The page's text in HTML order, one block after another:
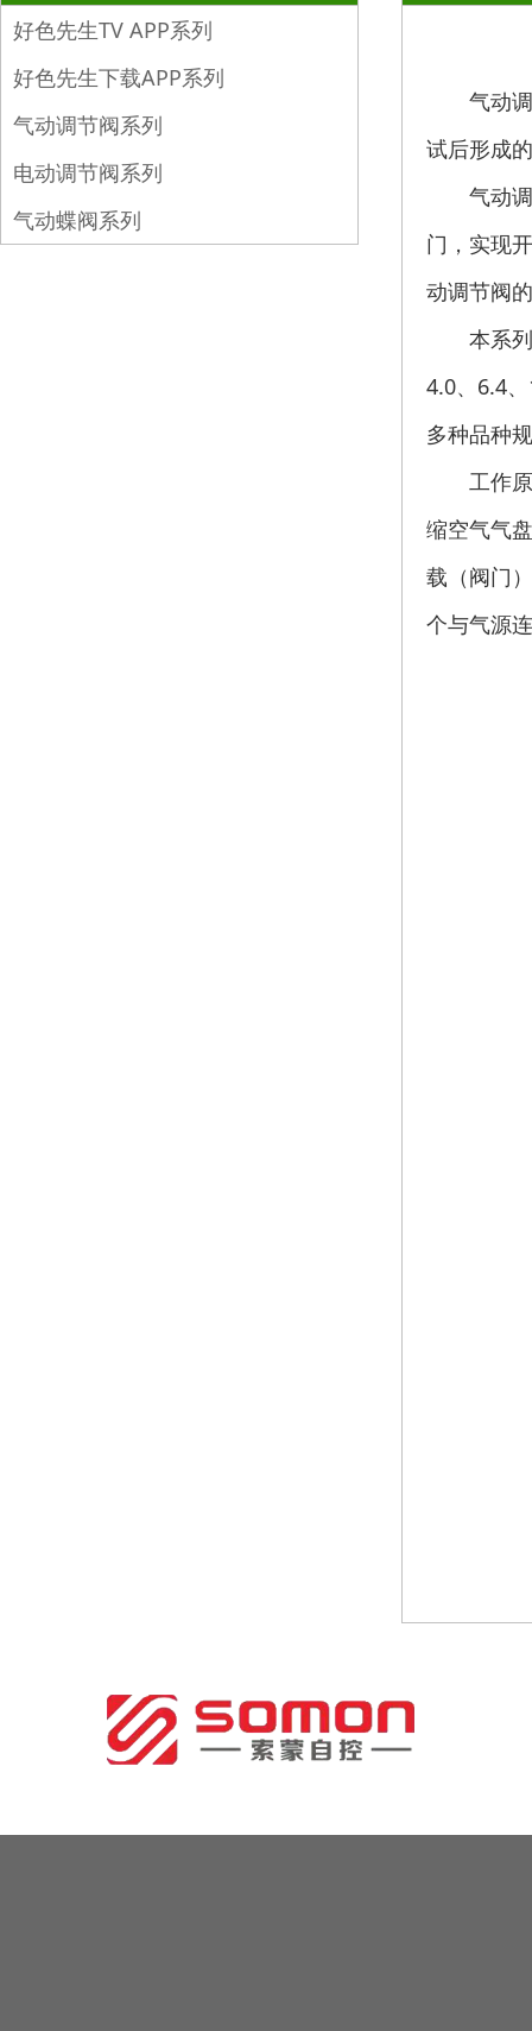
好色先生TV APP系列
好色先生下载APP系列
气动调节阀系列
电动调节阀系列
气动蝶阀系列
气动调节
试后形成的
气动调节
门，实
动调节阀的
本系列产
4.0、
多种品种规
工作原理
缩空气气盘
载（阀门）
个与气源连